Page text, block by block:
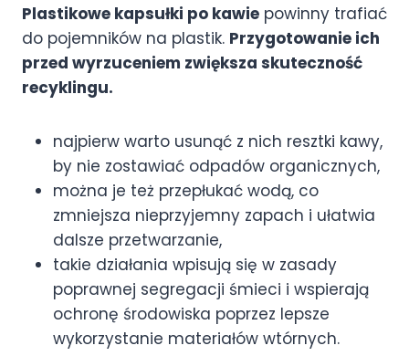
Plastikowe kapsułki po kawie powinny trafiać
do pojemników na plastik. Przygotowanie ich
przed wyrzuceniem zwiększa skuteczność
recyklingu.
najpierw warto usunąć z nich resztki kawy,
by nie zostawiać odpadów organicznych,
można je też przepłukać wodą, co
zmniejsza nieprzyjemny zapach i ułatwia
dalsze przetwarzanie,
takie działania wpisują się w zasady
poprawnej segregacji śmieci i wspierają
ochronę środowiska poprzez lepsze
wykorzystanie materiałów wtórnych.